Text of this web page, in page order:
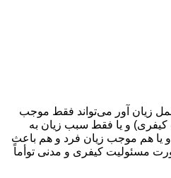
زیان آور می‌تواند فقط موجب
کیفری) و یا فقط سبب زیان به
یا هم موجب زیان فرد و هم باعث
مسئولیت کیفری و مدنی توأماً